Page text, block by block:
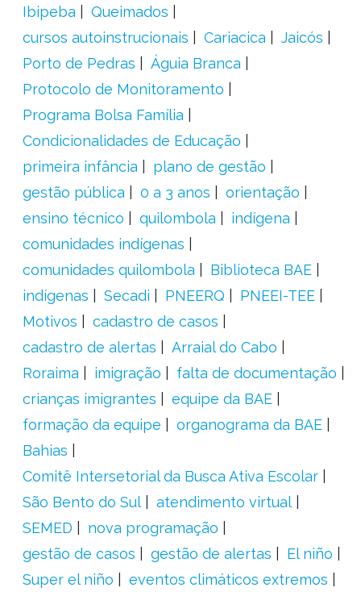
Ibipeba
Queimados
cursos autoinstrucionais
Cariacica
Jaicós
Porto de Pedras
Águia Branca
Protocolo de Monitoramento
Programa Bolsa Família
Condicionalidades de Educação
primeira infância
plano de gestão
gestão pública
0 a 3 anos
orientação
ensino técnico
quilombola
indígena
comunidades indígenas
comunidades quilombola
Biblioteca BAE
indígenas
Secadi PNEERQ
PNEEI-TEE
Motivos
cadastro de casos
cadastro de alertas
Arraial do Cabo
Roraima
imigração
falta de documentação
crianças imigrantes
equipe da BAE
formação da equipe
organograma da BAE
Bahias
Comitê Intersetorial da Busca Ativa Escolar
São Bento do Sul
atendimento virtual
SEMED
nova programação
gestão de casos
gestão de alertas
El niño
Super el niño
eventos climáticos extremos